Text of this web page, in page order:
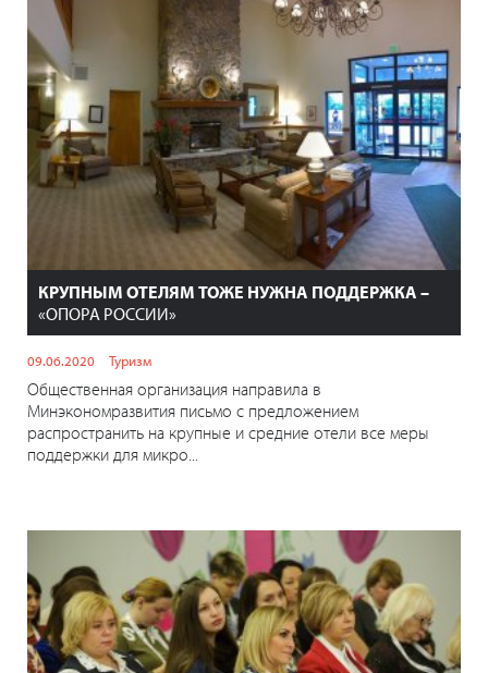
КРУПНЫМ ОТЕЛЯМ ТОЖЕ НУЖНА ПОДДЕРЖКА –
«ОПОРА РОССИИ»
09.06.2020 Туризм
Общественная организация направила в
Минэкономразвития письмо с предложением
распространить на крупные и средние отели все меры
поддержки для микро...